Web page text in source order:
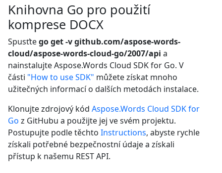
Knihovna Go pro použití
komprese DOCX
Spusťtego get -v github.com/aspose-words-
cloud/aspose-words-cloud-go/2007/api a
nainstalujte Aspose.Words Cloud SDK for Go. V
části "How to use SDK" můžete získat mnoho
užitečných informací o dalších metodách instalace.
Klonujte zdrojový kód Aspose.Words Cloud SDK for
Go z GitHubu a použijte jej ve svém projektu.
Postupujte podle těchto Instructions, abyste rychle
získali potřebné bezpečnostní údaje a získali
přístup k našemu REST API.